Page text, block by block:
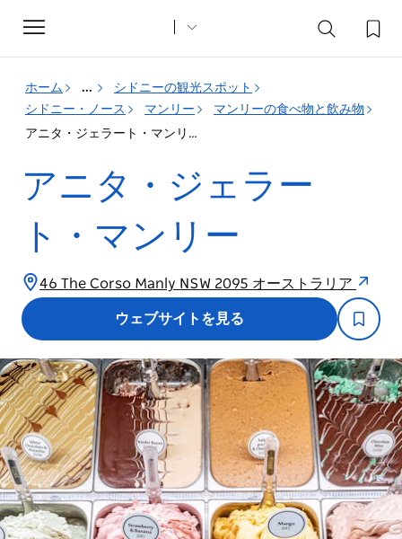
Toggle
navigation
ホーム ...
シドニーの観光スポット
シドニー・ノース
マンリー
マンリーの食べ物と飲み物
アニタ・ジェラート・マンリー
アニタ・ジェラー
ト・マンリー
46 The Corso Manly NSW 2095 オーストラリア
ウェブサイトを見る